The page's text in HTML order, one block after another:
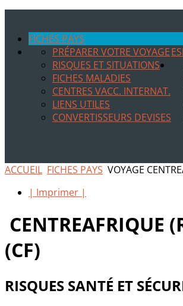
FICHES PAYS
PRÉPARER VOTRE VOYAGE
RISQUES ET SITUATIONS
FICHES MALADIES
CENTRES VACC. INTERNAT.
LIENS UTILES
CONVERTISSEURS DEVISES
ACCUEIL FICHES PAYS VOYAGE
| Imprimer |
CENTREAFRIQUE
(CF)
RISQUES SANTÉ ET